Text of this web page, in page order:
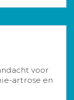
voor
artrose en